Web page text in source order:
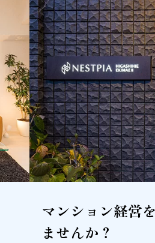
マンション経営
ませんか？